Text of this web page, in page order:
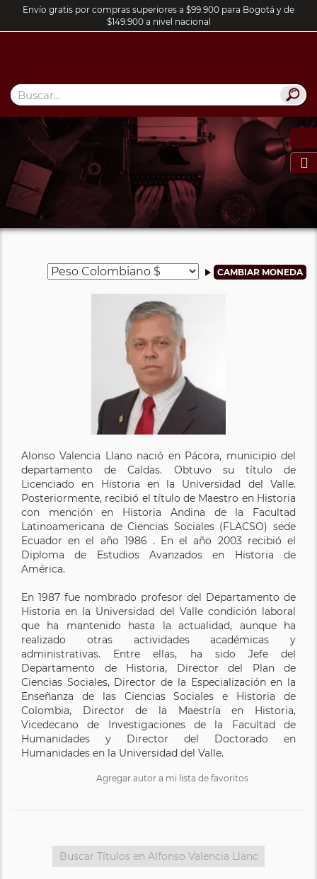
Envío gratis por compras superiores a $99.900 para Bogotá y de
$149.900 a nivel nacional

Alonso Valencia Llano nació en Pácora, municipio del
departamento de Caldas. Obtuvo su título de
Licenciado en Historia en la Universidad del Valle.
Posteriormente, recibió el título de Maestro en Historia
con mención en Historia Andina de la Facultad
Latinoamericana de Ciencias Sociales (FLACSO) sede
Ecuador en el año 1986 . En el año 2003 recibió el
Diploma de Estudios Avanzados en Historia de
América.
En 1987 fue nombrado profesor del Departamento de
Historia en la Universidad del Valle condición laboral
que ha mantenido hasta la actualidad, aunque ha
realizado otras actividades académicas y
administrativas. Entre ellas, ha sido Jefe del
Departamento de Historia, Director del Plan de
Ciencias Sociales, Director de la Especialización en la
Enseñanza de las Ciencias Sociales e Historia de
Colombia, Director de la Maestría en Historia,
Vicedecano de Investigaciones de la Facultad de
Humanidades y Director del Doctorado en
Humanidades en la Universidad del Valle.
Agregar autor a mi lista de favoritos